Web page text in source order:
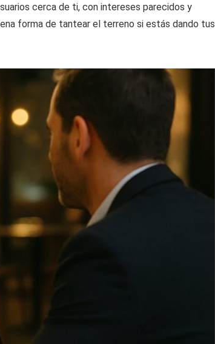
cerca de ti, con intereses parecidos y
forma de tantear el terreno si estás dando tus